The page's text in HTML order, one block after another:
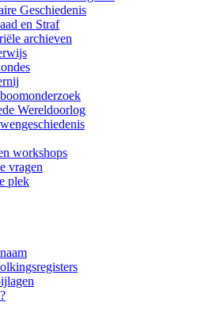
Geschiedenis
en Straf
archieven
Wereldoorlog
workshops
vragen
plek